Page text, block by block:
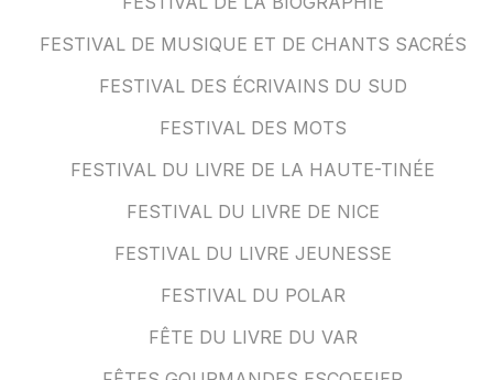
FESTIVAL DE MUSIQUE ET DE CHANTS SACRÉS
FESTIVAL DES ÉCRIVAINS DU SUD
FESTIVAL DES MOTS
FESTIVAL DU LIVRE DE LA HAUTE-TINÉE
FESTIVAL DU LIVRE DE NICE
FESTIVAL DU LIVRE JEUNESSE
FESTIVAL DU POLAR
FÊTE DU LIVRE DU VAR